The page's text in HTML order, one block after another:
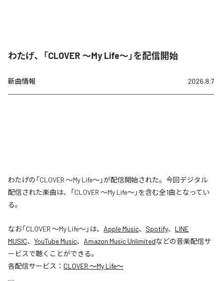
わたげ、「CLOVER ～My Life～」を配信開始
新曲情報 2026.8.7
わたげの「CLOVER ～My Life～」が配信開始された。今回デジタル
配信された楽曲は、「CLOVER ～My Life～」を含む全1曲となってい
る。
なお「CLOVER ～My Life～」は、 Apple Music、 Spotify、 LINE
MUSIC、 YouTube Music、 Amazon Music Unlimitedなどの音楽配信サ
ービスで聴くことができる。
各配信サービス： CLOVER ～My Life～